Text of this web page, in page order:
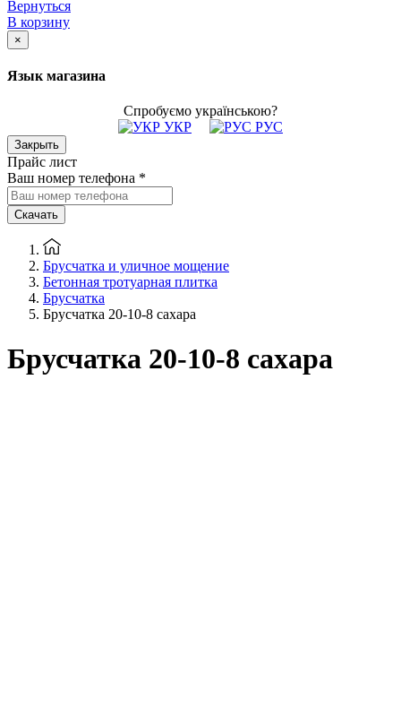
Вернуться
В корзину
×
Язык магазина
Спробуємо українською?
УКР
РУС
Закрыть
Прайс лист
Ваш номер телефона *
Скачать
Брусчатка и уличное мощение
Бетонная тротуарная плитка
Брусчатка
Брусчатка 20-10-8 сахара
Брусчатка 20-10-8 сахара